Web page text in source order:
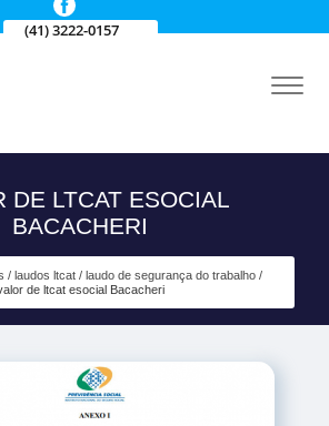
(41) 3222-0157
DE LTCAT ESOCIAL
BACACHERI
laudos ltcat
laudo de segurança do trabalho
de ltcat esocial Bacacheri